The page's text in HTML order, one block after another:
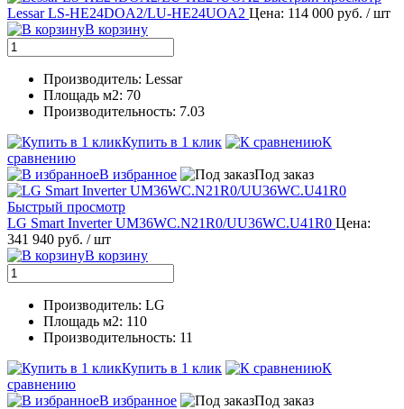
Lessar LS-HE24DOA2/LU-HE24UOA2 Цена: 114 000 руб. / шт
В корзину
Производитель: Lessar
Площадь м2: 70
Производительность: 7.03
Купить в 1 клик
К
сравнению
В избранное
Под заказ
Быстрый просмотр
LG Smart Inverter UM36WC.N21R0/UU36WC.U41R0 Цена:
341 940 руб. / шт
В корзину
Производитель: LG
Площадь м2: 110
Производительность: 11
Купить в 1 клик
К
сравнению
В избранное
Под заказ